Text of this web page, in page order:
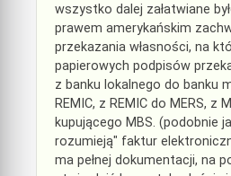
wszystko dalej załatwiane
prawem amerykańskim
przekazania własności, na
papierowych podpisów
z banku lokalnego do banku
REMIC, z REMIC do MERS, z
kupującego MBS. (podobnie
rozumieją" faktur
ma pełnej dokumentacji, na